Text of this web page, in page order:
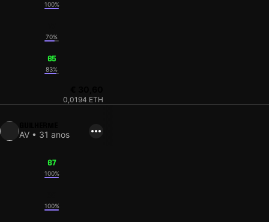
100%
70%
65
83%
0,0194 ETH
AV • 31 anos
67
100%
100%